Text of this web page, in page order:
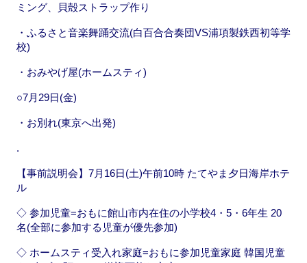
ミング、貝殻ストラップ作り
・ふるさと音楽舞踊交流(白百合合奏団VS浦項製鉄西初等学
校)
・おみやげ屋(ホームスティ)
○7月29日(金)
・お別れ(東京へ出発)
.
【事前説明会】7月16日(土)午前10時 たてやま夕日海岸ホテ
ル
◇ 参加児童=おもに館山市内在住の小学校4・5・6年生 20
名(全部に参加する児童が優先参加)
◇ ホームスティ受入れ家庭=おもに参加児童家庭 韓国児童